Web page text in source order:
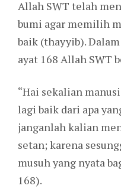
Allah SWT telah
bumi agar memilih
baik (thayyib).
ayat 168 Allah SWT
“Hai sekalian
lagi baik dari apa
janganlah kalian
setan; karena
musuh yang nyata
168).